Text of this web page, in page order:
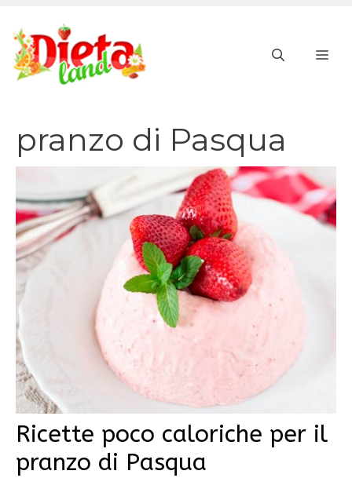
contenuto
pranzo di Pasqua
Ricette poco caloriche per il
pranzo di Pasqua